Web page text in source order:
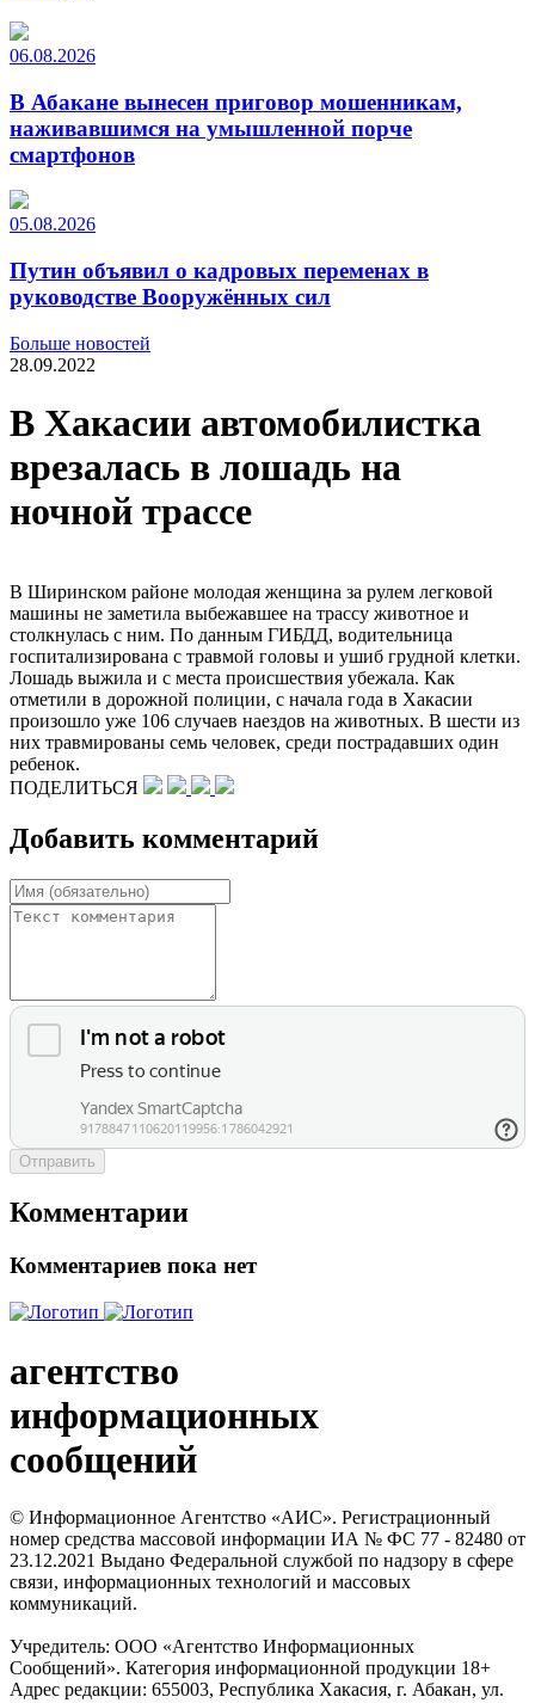
06.08.2026
В Абакане вынесен приговор мошенникам,
наживавшимся на умышленной порче
смартфонов
05.08.2026
Путин объявил о кадровых переменах в
руководстве Вооружённых сил
Больше новостей
28.09.2022
В Хакасии автомобилистка
врезалась в лошадь на
ночной трассе
В Ширинском районе молодая женщина за рулем легковой
машины не заметила выбежавшее на трассу животное и
столкнулась с ним. По данным ГИБДД, водительница
госпитализирована с травмой головы и ушиб грудной клетки.
Лошадь выжила и с места происшествия убежала. Как
отметили в дорожной полиции, с начала года в Хакасии
произошло уже 106 случаев наездов на животных. В шести из
них травмированы семь человек, среди пострадавших один
ребенок.
ПОДЕЛИТЬСЯ
Добавить комментарий
Отправить
Комментарии
Комментариев пока нет
агентство
информационных
сообщений
© Информационное Агентство «АИС». Регистрационный
номер средства массовой информации ИА № ФС 77 - 82480 от
23.12.2021 Выдано Федеральной службой по надзору в сфере
связи, информационных технологий и массовых
коммуникаций.
Учредитель: ООО «Агентство Информационных
Сообщений». Категория информационной продукции 18+
Адрес редакции: 655003, Республика Хакасия, г. Абакан, ул.